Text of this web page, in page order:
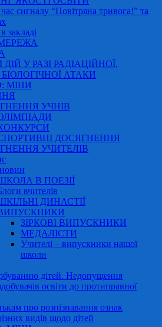
сигналу “Повітряна тривога!” та
закладі
У РАЗІ РАДІАЦІЙНОЇ,
БІОЛОГІЧНОЇ АТАКИ
МІНИ
УЧНІВ
ДОСЯГНЕННЯ
УЧИТЕЛІВ
В ПОЕЗІЇ
вчителів
ДИНАСТІЇ
ЗІРКОВІ ВИПУСКНИКИ
МЕДАЛІСТИ
Учителі – випускники нашої
школи
дітей. Недопущення
освіти до протиправної
про розпізнавання ознак
видів щодо дітей